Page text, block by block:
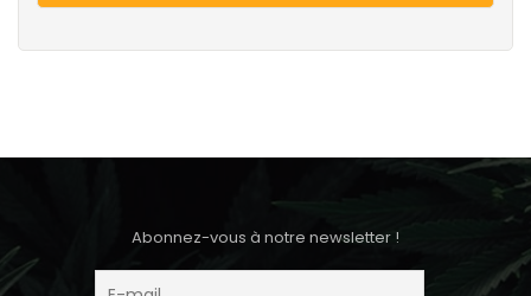
Abonnez-vous à notre newsletter !